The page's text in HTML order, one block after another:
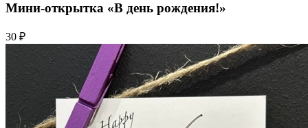
Мини-открытка «В день рождения!»
30 ₽